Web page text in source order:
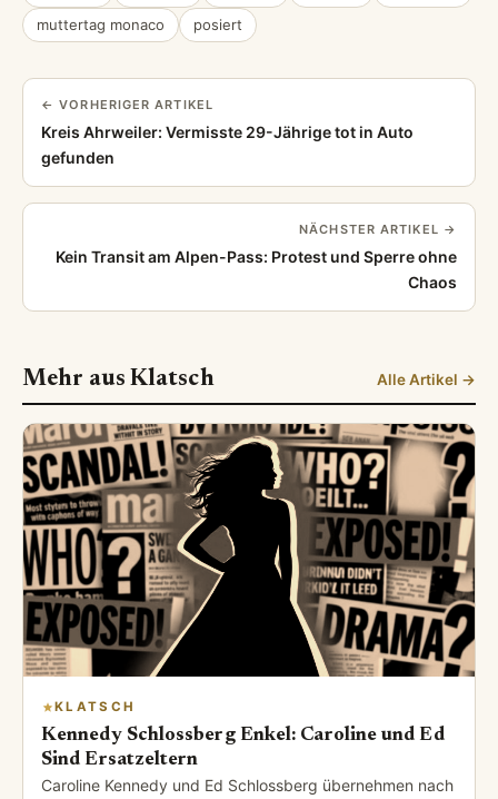
muttertag monaco
posiert
← VORHERIGER ARTIKEL
Kreis Ahrweiler: Vermisste 29-Jährige tot in Auto
gefunden
NÄCHSTER ARTIKEL →
Kein Transit am Alpen-Pass: Protest und Sperre ohne
Chaos
Mehr aus Klatsch Alle Artikel →
KLATSCH
Kennedy Schlossberg Enkel: Caroline und Ed
Sind Ersatzeltern
Caroline Kennedy und Ed Schlossberg übernehmen nach